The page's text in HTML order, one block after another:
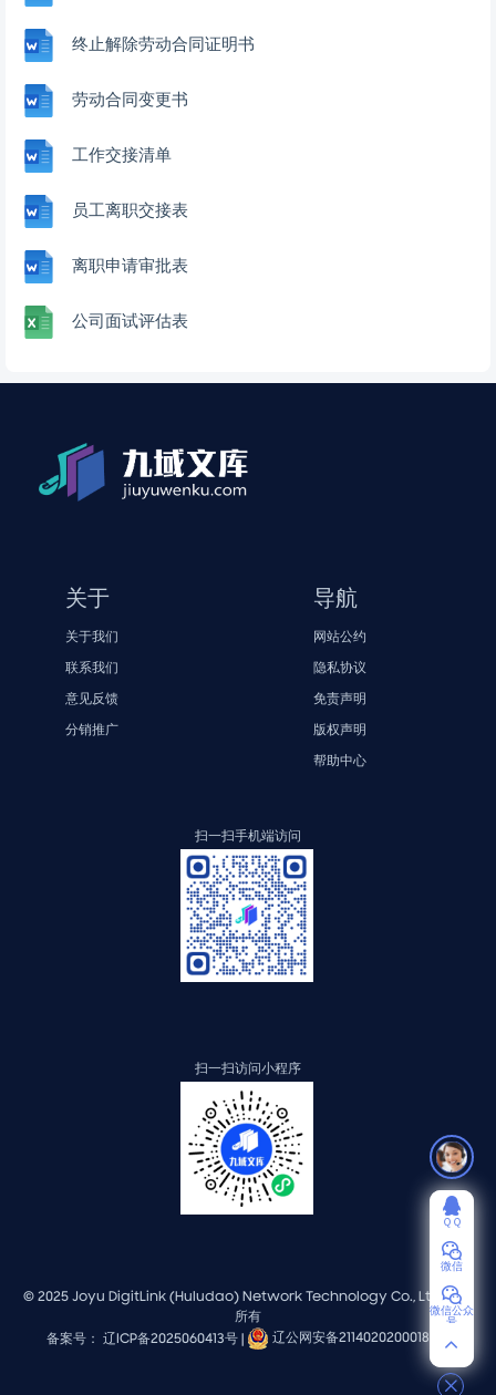
终止解除劳动合同证明书
劳动合同变更书
工作交接清单
员工离职交接表
离职申请审批表
公司面试评估表
关于
关于我们
联系我们
意见反馈
分销推广
导航
网站公约
隐私协议
免责声明
版权声明
帮助中心
扫一扫手机端访问
扫一扫访问小程序
© 2025 Joyu DigitLink (Huludao) Network Technology Co., Ltd. 版权
所有
备案号： 辽ICP备2025060413号 |
辽公网安备21140202000184号
ＱＱ
微信
微信公众
号